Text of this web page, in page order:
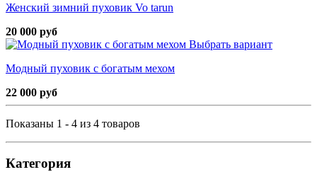
Женский зимний пуховик Vo tarun
20 000 руб
Выбрать вариант
Модный пуховик с богатым мехом
22 000 руб
Показаны 1 - 4 из 4 товаров
Категория